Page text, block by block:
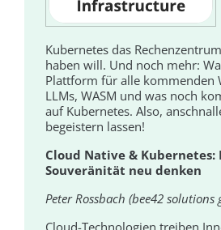
Kubernetes das
haben will. Und noch mehr:
Plattform für alle kommenden
LLMs, WASM und was noch
auf Kubernetes. Also,
begeistern lassen!
Cloud Native & Kubernetes:
Souveränität neu denken
Peter Rossbach (bee42 solutions